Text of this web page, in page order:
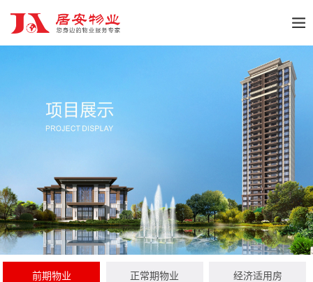
前期物业 正常期物业 经济适用房